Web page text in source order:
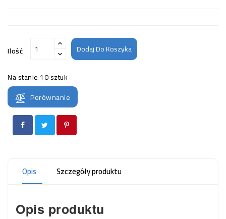
Ilość Dodaj Do Koszyka
Na stanie 10 sztuk
Porównanie
Opis Szczegóły produktu
Opis produktu